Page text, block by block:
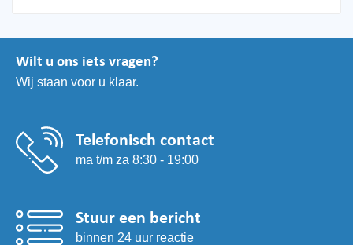
Wilt u ons iets vragen?
Wij staan voor u klaar.
Telefonisch contact
ma t/m za 8:30 - 19:00
Stuur een bericht
binnen 24 uur reactie